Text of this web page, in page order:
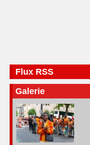
Flux RSS
Galerie